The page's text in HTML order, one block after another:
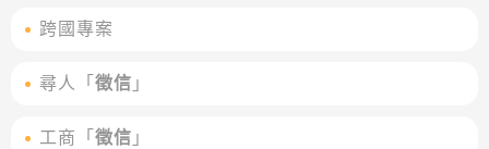
跨國專案
尋人「 徵信 」
工商「 徵信 」